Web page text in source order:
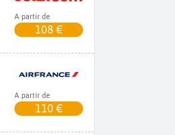
A partir de
108 €
A partir de
110 €